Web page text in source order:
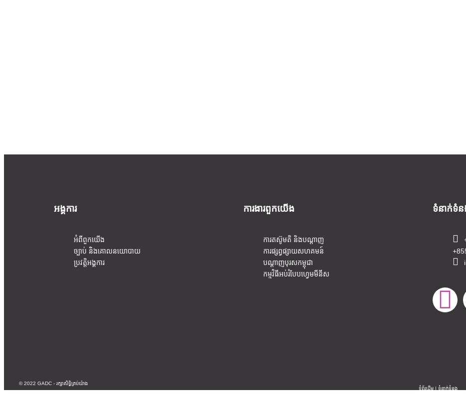
អង្គការ
អំពីពួកយើង
ច្បាប់ និងគោលនយោបាយ
ប្រវត្តិអង្គការ
ការងារ​ពួកយើង
ការតស៊ូមតិ និងបណ្តាញ
ការផ្សព្វផ្សាយសហគមន៍
បណ្តាញបុរសកម្ពុជា
កម្មវិធីអប់រំបែបហ្វេមមីនីស
ទំនាក់ទំ
© 2022 GADC - រក្សាសិទ្ធិគ្រប់យ៉ាង
ទំព័រដើម |​ ទំនាក់ទំនង